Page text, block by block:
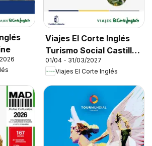
Viajes El Corte Inglés
Turismo Social Castilla
La Mancha
01/04 - 31/03/2027
Viajes El Corte Inglés